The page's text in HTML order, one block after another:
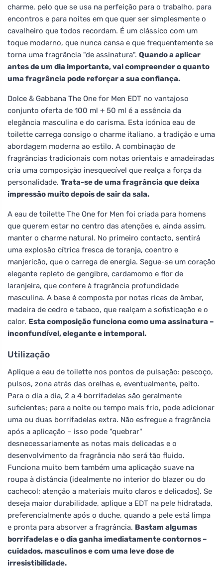
charme, pelo que se usa na perfeição para o trabalho, para
encontros e para noites em que quer ser simplesmente o
cavalheiro que todos recordam. É um clássico com um
toque moderno, que nunca cansa e que frequentemente se
torna uma fragrância "de assinatura". Quando a aplicar
antes de um dia importante, vai compreender o quanto
uma fragrância pode reforçar a sua confiança.
Dolce & Gabbana The One for Men EDT no vantajoso
conjunto oferta de 100 ml + 50 ml é a essência da
elegância masculina e do carisma. Esta icónica eau de
toilette carrega consigo o charme italiano, a tradição e uma
abordagem moderna ao estilo. A combinação de
fragrâncias tradicionais com notas orientais e amadeiradas
cria uma composição inesquecível que realça a força da
personalidade. Trata-se de uma fragrância que deixa
impressão muito depois de sair da sala.
A eau de toilette The One for Men foi criada para homens
que querem estar no centro das atenções e, ainda assim,
manter o charme natural. No primeiro contacto, sentirá
uma explosão cítrica fresca de toranja, coentro e
manjericão, que o carrega de energia. Segue-se um coração
elegante repleto de gengibre, cardamomo e flor de
laranjeira, que confere à fragrância profundidade
masculina. A base é composta por notas ricas de âmbar,
madeira de cedro e tabaco, que realçam a sofisticação e o
calor. Esta composição funciona como uma assinatura –
inconfundível, elegante e intemporal.
Utilização
Aplique a eau de toilette nos pontos de pulsação: pescoço,
pulsos, zona atrás das orelhas e, eventualmente, peito.
Para o dia a dia, 2 a 4 borrifadelas são geralmente
suficientes; para a noite ou tempo mais frio, pode adicionar
uma ou duas borrifadelas extra. Não esfregue a fragrância
após a aplicação – isso pode "quebrar"
desnecessariamente as notas mais delicadas e o
desenvolvimento da fragrância não será tão fluido.
Funciona muito bem também uma aplicação suave na
roupa à distância (idealmente no interior do blazer ou do
cachecol; atenção a materiais muito claros e delicados). Se
deseja maior durabilidade, aplique a EDT na pele hidratada,
preferencialmente após o duche, quando a pele está limpa
e pronta para absorver a fragrância. Bastam algumas
borrifadelas e o dia ganha imediatamente contornos –
cuidados, masculinos e com uma leve dose de
irresistibilidade.